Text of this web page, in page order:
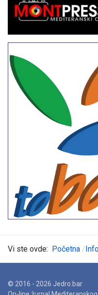
Vi ste ovde: Početna
© 2016 - 2026 Jedro.bar